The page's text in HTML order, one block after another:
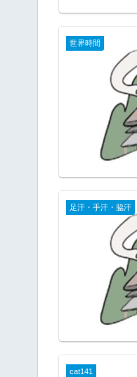
世界時間
足汗・手汗・脇汗
cat141